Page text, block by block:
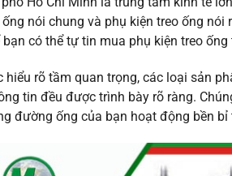
nói chung và phụ kiện treo ống nói
bạn có thể tự tin mua phụ kiện treo
hiểu rõ tầm quan trọng, các loại sản
tin đều được trình bày rõ ràng.
đường ống của bạn hoạt động bền bỉ